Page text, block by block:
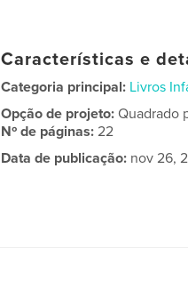
Características e
Categoria principal: Livros
Opção de projeto:Quadrado
Nº de páginas:22
Data de publicação: nov 26,